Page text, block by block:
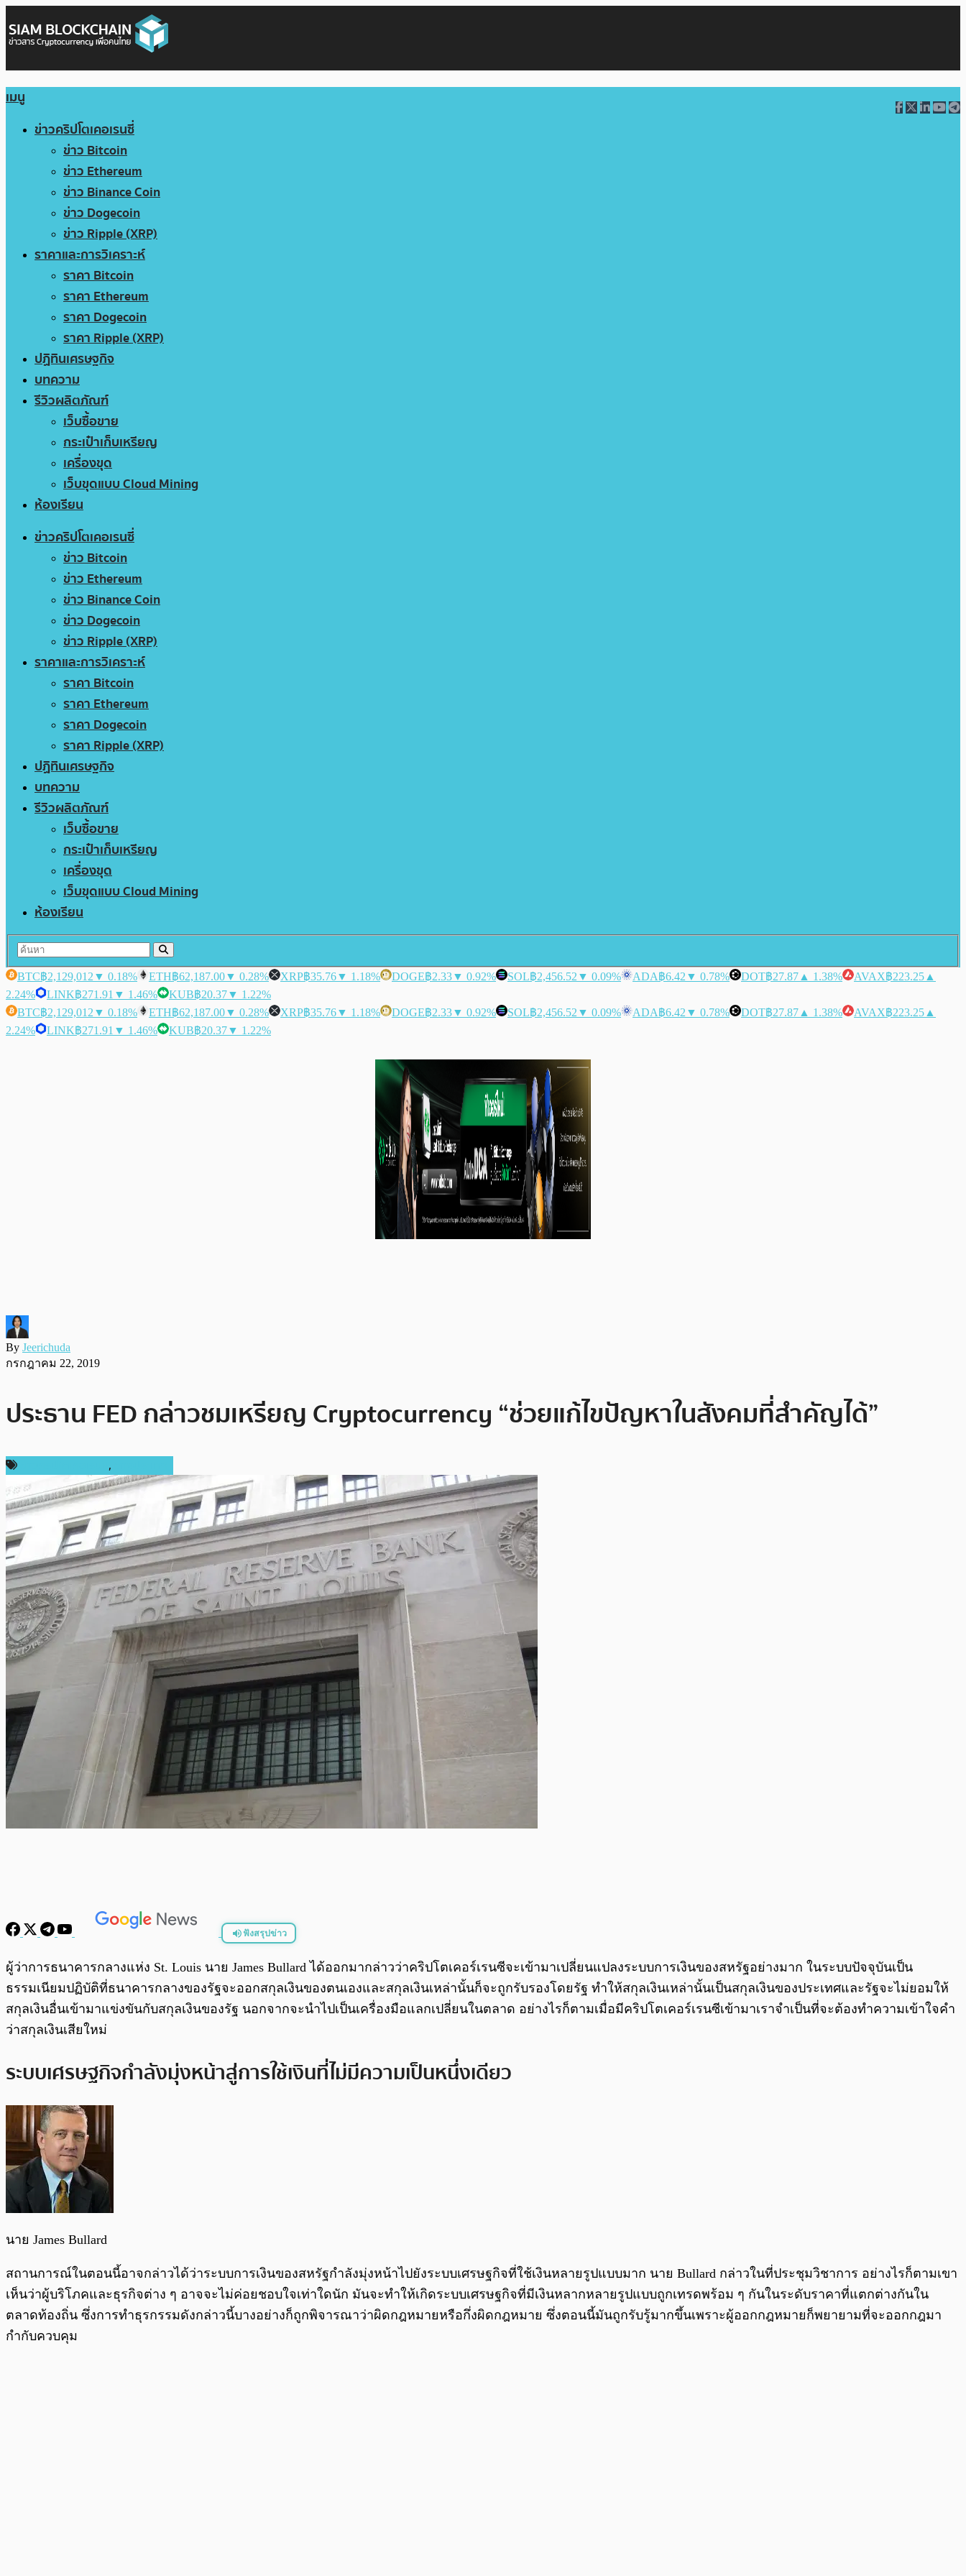
เมนู
ข่าวคริปโตเคอเรนซี่
ข่าว Bitcoin
ข่าว Ethereum
ข่าว Binance Coin
ข่าว Dogecoin
ข่าว Ripple (XRP)
ราคาและการวิเคราะห์
ราคา Bitcoin
ราคา Ethereum
ราคา Dogecoin
ราคา Ripple (XRP)
ปฏิทินเศรษฐกิจ
บทความ
รีวิวผลิตภัณฑ์
เว็บซื้อขาย
กระเป๋าเก็บเหรียญ
เครื่องขุด
เว็บขุดแบบ Cloud Mining
ห้องเรียน
ข่าวคริปโตเคอเรนซี่
ข่าว Bitcoin
ข่าว Ethereum
ข่าว Binance Coin
ข่าว Dogecoin
ข่าว Ripple (XRP)
ราคาและการวิเคราะห์
ราคา Bitcoin
ราคา Ethereum
ราคา Dogecoin
ราคา Ripple (XRP)
ปฏิทินเศรษฐกิจ
บทความ
รีวิวผลิตภัณฑ์
เว็บซื้อขาย
กระเป๋าเก็บเหรียญ
เครื่องขุด
เว็บขุดแบบ Cloud Mining
ห้องเรียน
BTC฿2,129,012 ▼ 0.18% ETH฿62,187.00▼ 0.28% XRP฿35.76▼ 1.18% DOGE฿2.33▼ 0.92% SOL฿2,456.52 ▼ 0.09% ADA฿6.42 ▼ 0.78% DOT฿27.87 ▲ 1.38% AVAX฿223.25 ▲
2.24%
LINK฿271.91 ▼ 1.46% KUB฿20.37▼ 1.22%
BTC฿2,129,012 ▼ 0.18% ETH฿62,187.00▼ 0.28% XRP฿35.76▼ 1.18% DOGE฿2.33▼ 0.92% SOL฿2,456.52 ▼ 0.09% ADA฿6.42 ▼ 0.78% DOT฿27.87 ▲ 1.38% AVAX฿223.25 ▲
2.24%
LINK฿271.91 ▼ 1.46% KUB฿20.37▼ 1.22%
By Jeerichuda
กรกฎาคม 22, 2019
ประธาน FED กล่าวชมเหรียญ Cryptocurrency “ช่วยแก้ไขปัญหาในสังคมที่สำคัญได้”
,
ฟังสรุปข่าว
0:00/ 0:00
ผู้ว่าการธนาคารกลางแห่ง St. Louis นาย James Bullard ได้ออกมากล่าวว่าคริปโตเคอร์เรนซีจะเข้ามาเปลี่ยนแปลงระบบการเงินของสหรัฐอย่างมาก ในระบบปัจจุบันเป็น
ธรรมเนียมปฏิบัติที่ธนาคารกลางของรัฐจะออกสกุลเงินของตนเองและสกุลเงินเหล่านั้นก็จะถูกรับรองโดยรัฐ ทำให้สกุลเงินเหล่านั้นเป็นสกุลเงินของประเทศและรัฐจะไม่ยอมให้
สกุลเงินอื่นเข้ามาแข่งขันกับสกุลเงินของรัฐ นอกจากจะนำไปเป็นเครื่องมือแลกเปลี่ยนในตลาด อย่างไรก็ตามเมื่อมีคริปโตเคอร์เรนซีเข้ามาเราจำเป็นที่จะต้องทำความเข้าใจคำ
ว่าสกุลเงินเสียใหม่
ระบบเศรษฐกิจกำลังมุ่งหน้าสู่การใช้เงินที่ไม่มีความเป็นหนึ่งเดียว
นาย James Bullard
สถานการณ์ในตอนนี้อาจกล่าวได้ว่าระบบการเงินของสหรัฐกำลังมุ่งหน้าไปยังระบบเศรษฐกิจที่ใช้เงินหลายรูปแบบมาก นาย Bullard กล่าวในที่ประชุมวิชาการ อย่างไรก็ตามเขา
เห็นว่าผู้บริโภคและธุรกิจต่าง ๆ อาจจะไม่ค่อยชอบใจเท่าใดนัก มันจะทำให้เกิดระบบเศรษฐกิจที่มีเงินหลากหลายรูปแบบถูกเทรดพร้อม ๆ กันในระดับราคาที่แตกต่างกันใน
ตลาดท้องถิ่น ซึ่งการทำธุรกรรมดังกล่าวนี้บางอย่างก็ถูกพิจารณาว่าผิดกฎหมายหรือกึ่งผิดกฎหมาย ซึ่งตอนนี้มันถูกรับรู้มากขึ้นเพราะผู้ออกกฎหมายก็พยายามที่จะออกกฎมา
กำกับควบคุม